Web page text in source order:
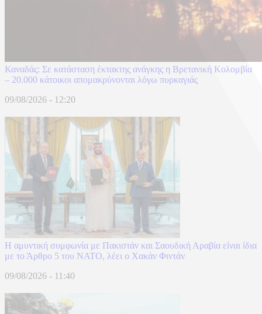
Καναδάς: Σε κατάσταση έκτακτης ανάγκης η Βρετανική Κολομβία
– 20.000 κάτοικοι απομακρύνονται λόγω πυρκαγιάς
09/08/2026 - 12:20
Η αμυντική συμφωνία με Πακιστάν και Σαουδική Αραβία είναι ίδια
με το Άρθρο 5 του ΝΑΤΟ, λέει ο Χακάν Φιντάν
09/08/2026 - 11:40